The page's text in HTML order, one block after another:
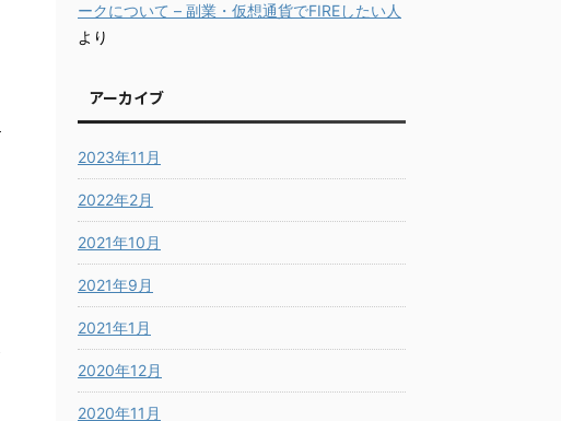
ークについて – 副業・仮想通貨でFIREしたい人
より
アーカイブ
2023年11月
2022年2月
2021年10月
2021年9月
2021年1月
2020年12月
2020年11月